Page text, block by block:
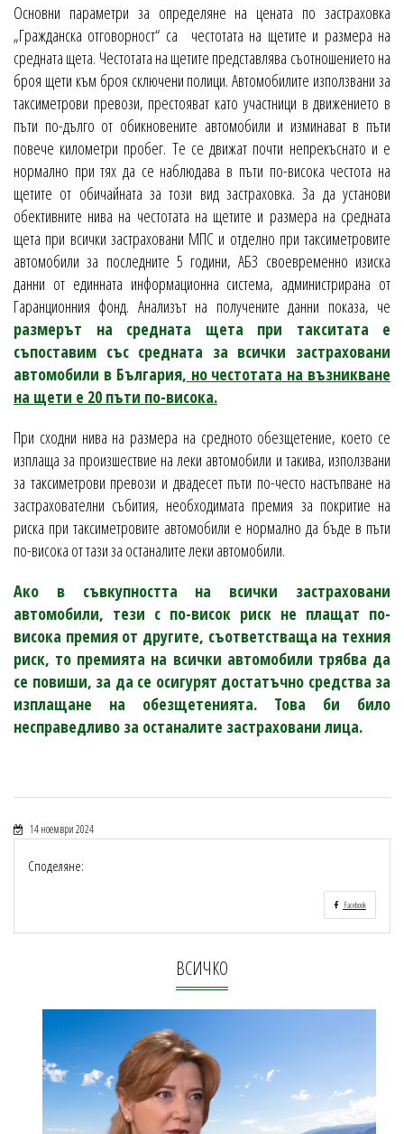
Основни параметри за определяне на цената по застраховка
„Гражданска отговорност“ са честотата на щетите и размера на
средната щета. Честотата на щетите представлява съотношението на
броя щети към броя сключени полици. Автомобилите използвани за
таксиметрови превози, престояват като участници в движението в
пъти по-дълго от обикновените автомобили и изминават в пъти
повече километри пробег. Те се движат почти непрекъснато и е
нормално при тях да се наблюдава в пъти по-висока честота на
щетите от обичайната за този вид застраховка. За да установи
обективните нива на честотата на щетите и размера на средната
щета при всички застраховани МПС и отделно при таксиметровите
автомобили за последните 5 години, АБЗ своевременно изиска
данни от единната информационна система, администрирана от
Гаранционния фонд. Анализът на получените данни показа, че
размерът на средната щета при такситата е
съпоставим със средната за всички застраховани
автомобили в България, но честотата на възникване
на щети е 20 пъти по-висока.
При сходни нива на размера на средното обезщетение, което се
изплаща за произшествие на леки автомобили и такива, използвани
за таксиметрови превози и двадесет пъти по-често настъпване на
застрахователни събития, необходимата премия за покритие на
риска при таксиметровите автомобили е нормално да бъде в пъти
по-висока от тази за останалите леки автомобили.
Ако в съвкупността на всички застраховани
автомобили, тези с по-висок риск не плащат по-
висока премия от другите, съответстваща на техния
риск, то премията на всички автомобили трябва да
се повиши, за да се осигурят достатъчно средства за
изплащане на обезщетенията. Това би било
несправедливо за останалите застраховани лица.
14 ноември 2024
Споделяне:
Facebook
ВСИЧКО